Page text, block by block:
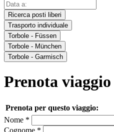
Ricerca posti liberi
Trasporto individuale
Torbole - Füssen
Torbole - München
Torbole - Garmisch
Prenota viaggio
Prenota per questo viaggio:
Nome *
Cognome *